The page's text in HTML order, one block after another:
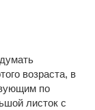
возраста, в
по
листок с